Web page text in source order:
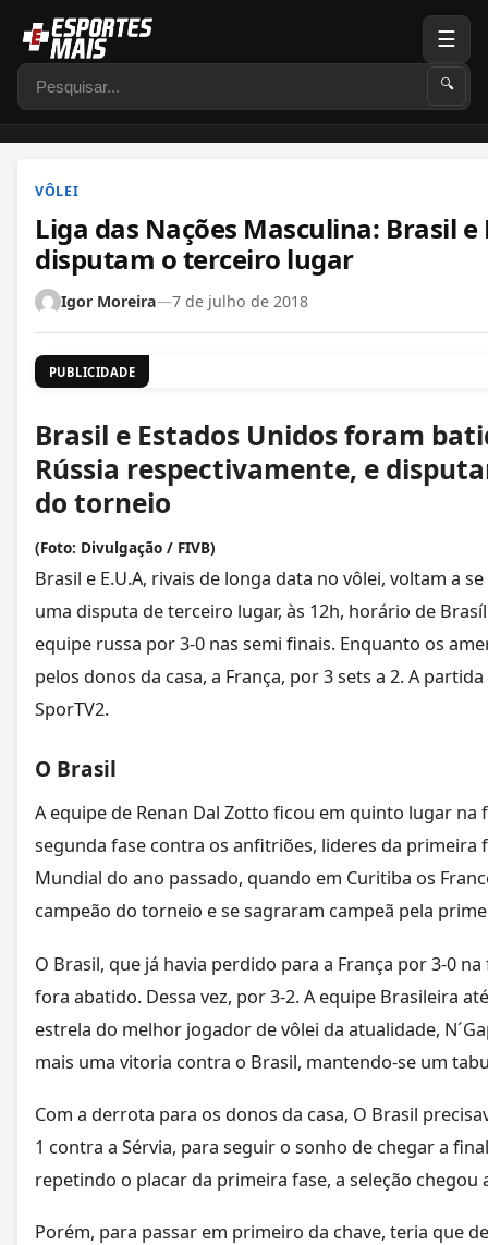
Pesquisar 🔍
☰
VÔLEI
Liga das Nações Masculina: Brasil e
disputam o terceiro lugar
Igor Moreira—7 de julho de 2018
PUBLICIDADE
Brasil e Estados Unidos foram
Rússia respectivamente, e
do torneio
(Foto: Divulgação / FIVB)
Brasil e E.U.A, rivais de longa data no vôlei, voltam a
uma disputa de terceiro lugar, às 12h, horário de
equipe russa por 3-0 nas semi finais. Enquanto os
pelos donos da casa, a França, por 3 sets a 2. A
SporTV2.
O Brasil
A equipe de Renan Dal Zotto ficou em quinto lugar na
segunda fase contra os anfitriões, lideres da primeira
Mundial do ano passado, quando em Curitiba os
campeão do torneio e se sagraram campeã pela
O Brasil, que já havia perdido para a França por 3-0
fora abatido. Dessa vez, por 3-2. A equipe Brasileira
estrela do melhor jogador de vôlei da atualidade,
mais uma vitoria contra o Brasil, mantendo-se um
Com a derrota para os donos da casa, O Brasil
1 contra a Sérvia, para seguir o sonho de chegar a
repetindo o placar da primeira fase, a seleção chegou
Porém, para passar em primeiro da chave, teria que